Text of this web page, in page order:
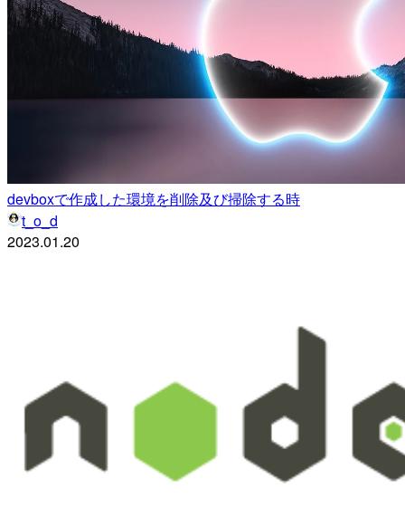
devboxで作成した環境を削除及び掃除する時
t_o_d
2023.01.20